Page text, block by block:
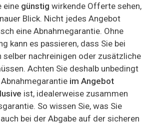
eine günstig wirkende Offerte sehen,
Blick. Nicht jedes Angebot
eine Abnahmegarantie. Ohne
kann es passieren, dass Sie bei
selber nachreinigen oder zusätzliche
Achten Sie deshalb unbedingt
im Angebot
ist, idealerweise zusammen
So wissen Sie, was Sie
bei der Abgabe auf der sicheren